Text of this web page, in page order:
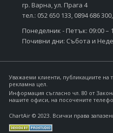
гр. Варна,ул. Прага 4
тел.: 052 650 133, 0894 686 300,
Понеделник - Петък: 09:00 –
Почивни дни: Събота и
Уважаеми клиенти, публикациите на
рекламна цел.
Информация съгласно чл. 80 от
нашите офиси, на посочените
ChartAir © 2023. Всички права